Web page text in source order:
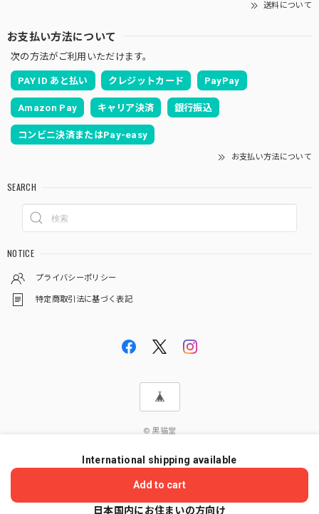
送料について
お支払い方法について
次の方法がご利用いただけます。
PAY ID あと払い クレジットカード PayPay
Amazon Pay キャリア決済 銀行振込
コンビニ決済またはPay-easy
お支払い方法について
SEARCH
NOTICE
プライバシーポリシー
特定商取引法に基づく表記
© 黒猫堂
International shipping available
Add to cart
日本国内にお住まいの方向け
ショップに質問する